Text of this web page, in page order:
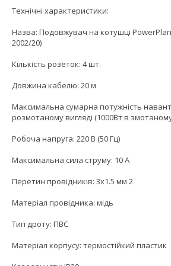
Технічні характеристики:
Назва: Подовжувач на котушці
2002/20)
Кількість розеток: 4 шт.
Довжина кабелю: 20 м
Максимальна сумарна потужність
розмотаному вигляді (1000Вт в
Робоча напруга: 220 В (50 Гц)
Максимальна сила струму: 10 А
Перетин провідників: 3х1.5 мм 2
Матеріал провідника: мідь
Тип дроту: ПВС
Матеріал корпусу: термостійкий пластик